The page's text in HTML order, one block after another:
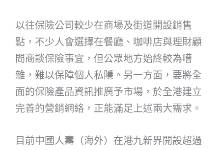
以往保險公司較少在商場及街道開設銷售
點，不少人會選擇在餐廳、咖啡店與理財顧
問商談保險事宜，但公眾地方始終較為嘈
雜，難以保障個人私隱。另一方面，要將全
面的保險產品資訊推廣予市場，於全港建立
完善的營銷網絡，正能滿足上述兩大需求。
目前中國人壽（海外）在港九新界開設超過